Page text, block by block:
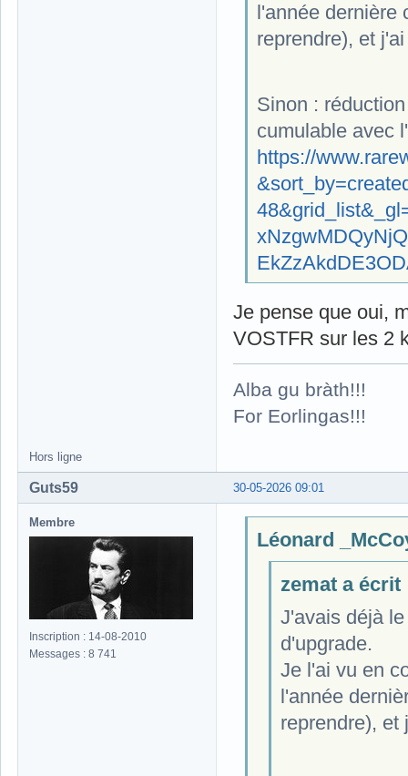
l'année
reprendre), et
Sinon :
cumulable avec
https://
Je pense que oui,
VOSTFR sur les 2
Alba gu bràth!!!
For Eorlingas!!!
Hors ligne
30-05-2026 09:01
Guts59
Membre
Inscription : 14-08-2010
Messages : 8 741
Léonard
zemat a écrit
J'avais déjà
d'upgrade.
Je l'ai vu en
l'année
reprendre), et